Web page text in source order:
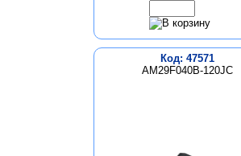
Код: 47571
AM29F040B-120JC